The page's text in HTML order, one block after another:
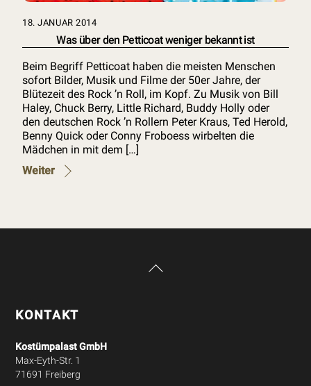
18. JANUAR 2014
Was über den Petticoat weniger bekannt ist
Beim Begriff Petticoat haben die meisten Menschen
sofort Bilder, Musik und Filme der 50er Jahre, der
Blütezeit des Rock ’n Roll, im Kopf. Zu Musik von Bill
Haley, Chuck Berry, Little Richard, Buddy Holly oder
den deutschen Rock ’n Rollern Peter Kraus, Ted Herold,
Benny Quick oder Conny Froboess wirbelten die
Mädchen in mit dem […]
Weiter
Back
KONTAKT
Kostümpalast GmbH
Max-Eyth-Str. 1
71691 Freiberg